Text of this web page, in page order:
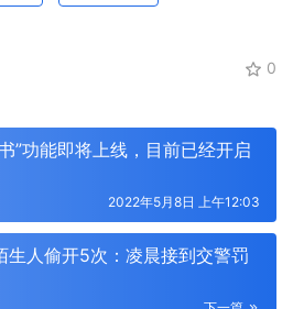
0
”功能即将上线，目前已经开启
2022年5月8日 上午12:03
生人偷开5次：凌晨接到交警罚